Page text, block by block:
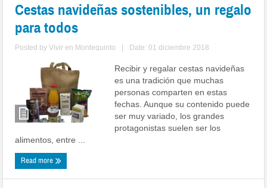
Cestas navideñas sostenibles, un regalo
para todos
Posted byVivir en Montequinto Date: 01 diciembre 2018
Recibir y regalar cestas navideñas
es una tradición que muchas
personas comparten en estas
fechas. Aunque su contenido puede
ser muy variado, los grandes
protagonistas suelen ser los
alimentos, entre ...
Read more